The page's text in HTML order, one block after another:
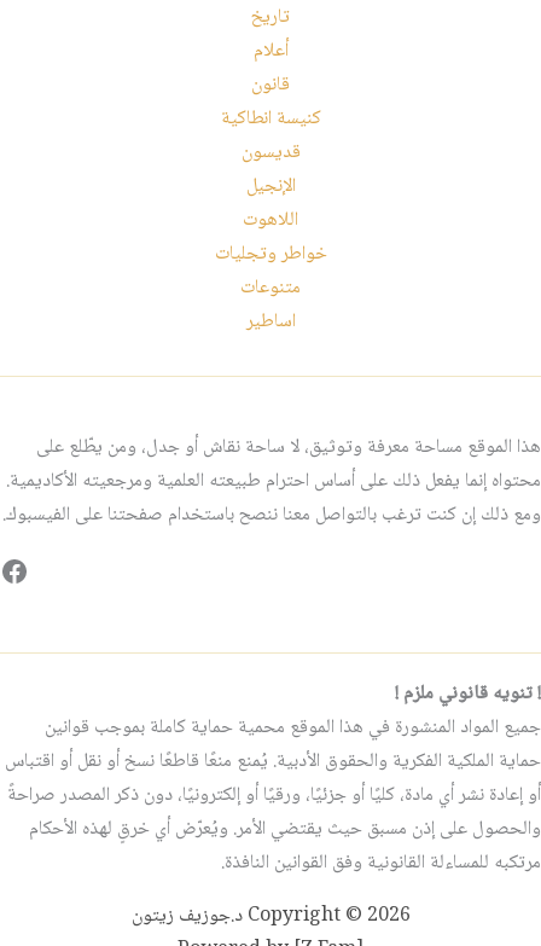
تاريخ
أعلام
قانون
كنيسة انطاكية
قديسون
الإنجيل
اللاهوت
خواطر وتجليات
متنوعات
اساطير
هذا الموقع مساحة معرفة وتوثيق، لا ساحة نقاش أو جدل، ومن يطّلع على
محتواه إنما يفعل ذلك على أساس احترام طبيعته العلمية ومرجعيته الأكاديمية.
ومع ذلك إن كنت ترغب بالتواصل معنا ننصح باستخدام صفحتنا على الفيسبوك.
! تنويه قانوني ملزم !
جميع المواد المنشورة في هذا الموقع محمية حماية كاملة بموجب قوانين
حماية الملكية الفكرية والحقوق الأدبية. يُمنع منعًا قاطعًا نسخ أو نقل أو اقتباس
أو إعادة نشر أي مادة، كليًا أو جزئيًا، ورقيًا أو إلكترونيًا، دون ذكر المصدر صراحةً
والحصول على إذن مسبق حيث يقتضي الأمر. ويُعرّض أي خرقٍ لهذه الأحكام
مرتكبه للمساءلة القانونية وفق القوانين النافذة.
Copyright © 2026 د.جوزيف زيتون